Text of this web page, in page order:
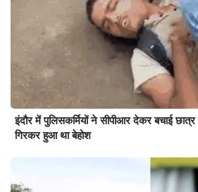
इंदौर में पुलिसकर्मियों ने सीपीआर देकर बचाई
गिरकर हुआ था बेहोश